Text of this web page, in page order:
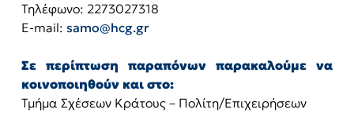
Τηλέφωνο: 2273027318
E-mail: samo@hcg.gr
Σε περίπτωση παραπόνων παρακαλούμε να
κοινοποιηθούν και στο:
Τμήμα Σχέσεων Κράτους – Πολίτη/Επιχειρήσεων